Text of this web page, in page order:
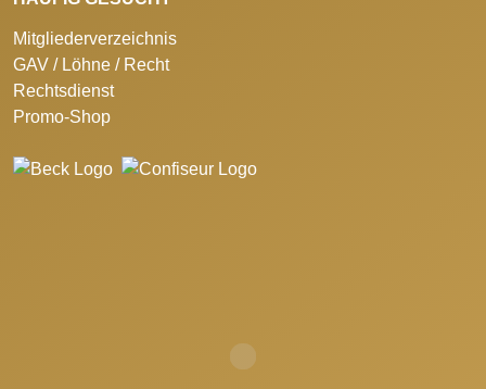
Mitgliederverzeichnis
GAV / Löhne / Recht
Rechtsdienst
Promo-Shop